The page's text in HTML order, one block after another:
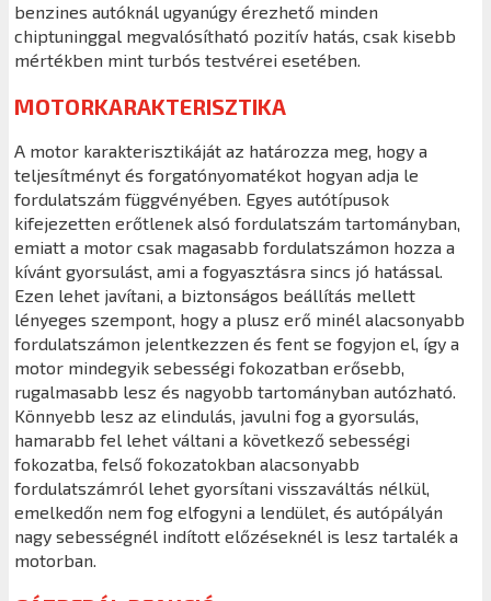
benzines autóknál ugyanúgy érezhető minden
chiptuninggal megvalósítható pozitív hatás, csak kisebb
mértékben mint turbós testvérei esetében.
MOTORKARAKTERISZTIKA
A motor karakterisztikáját az határozza meg, hogy a
teljesítményt és forgatónyomatékot hogyan adja le
fordulatszám függvényében. Egyes autótípusok
kifejezetten erőtlenek alsó fordulatszám tartományban,
emiatt a motor csak magasabb fordulatszámon hozza a
kívánt gyorsulást, ami a fogyasztásra sincs jó hatással.
Ezen lehet javítani, a biztonságos beállítás mellett
lényeges szempont, hogy a plusz erő minél alacsonyabb
fordulatszámon jelentkezzen és fent se fogyjon el, így a
motor mindegyik sebességi fokozatban erősebb,
rugalmasabb lesz és nagyobb tartományban autózható.
Könnyebb lesz az elindulás, javulni fog a gyorsulás,
hamarabb fel lehet váltani a következő sebességi
fokozatba, felső fokozatokban alacsonyabb
fordulatszámról lehet gyorsítani visszaváltás nélkül,
emelkedőn nem fog elfogyni a lendület, és autópályán
nagy sebességnél indított előzéseknél is lesz tartalék a
motorban.